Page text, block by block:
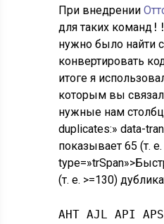
При внедрении
для таких команд
нужно было найти
конвертировать
итоге я
которым вы
нужные нам
duplicates:» data-
показывает 65 (т.
(т. е. >=130)
AHT AJL API APS